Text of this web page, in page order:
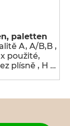
paletten
A, A/B,B ,
použité,
plísně , H …